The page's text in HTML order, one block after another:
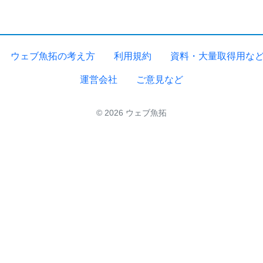
ウェブ魚拓の考え方 利用規約 資料・大量取得用な
運営会社 ご意見など
© 2026 ウェブ魚拓